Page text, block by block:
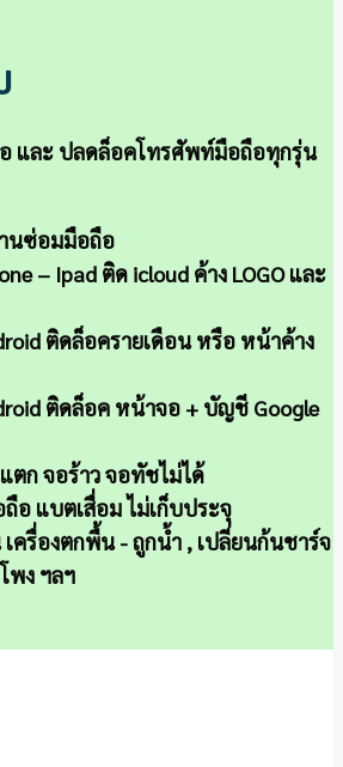
และ ปลดล็อคโทรศัพท์มือถือทุกรุ่น
านซ่อมมือถือ
– Ipad ติด icloud ค้าง LOGO และ
ติดล็อครายเดือน หรือ หน้าค้าง
ติดล็อค หน้าจอ + บัญชี Google
ตก จอร้าว จอทัชไม่ได้
อ แบตเสื่อม ไม่เก็บประจุ
ครื่องตกพื้น - ถูกน้ำ , เปลี่ยนก้นชาร์จ
พง ฯลฯ